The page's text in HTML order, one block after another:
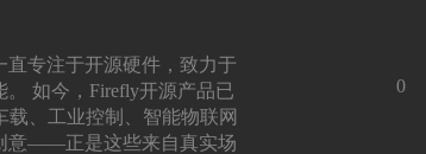
直专注于开源硬件，致力于
如今，Firefly开源产品已
、工业控制、智能物联网
意——正是这些来自真实场
0